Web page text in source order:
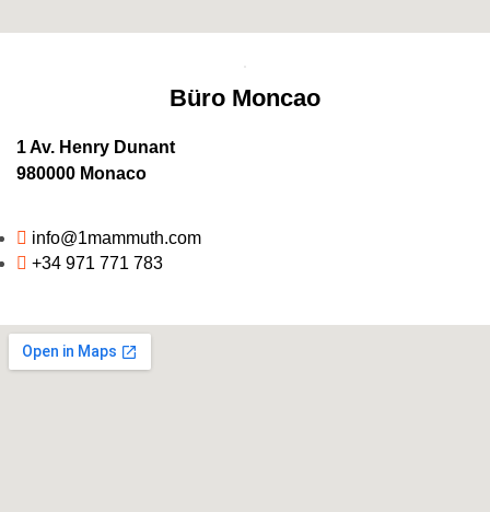
Büro Moncao
1 Av. Henry Dunant
980000 Monaco
info@1mammuth.com
+34 971 771 783